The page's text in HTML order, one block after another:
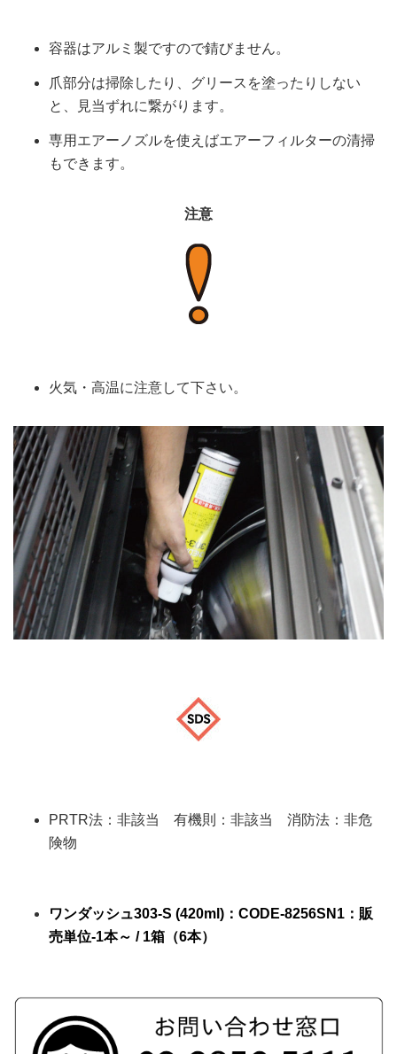
容器はアルミ製ですので錆びません。
爪部分は掃除したり、グリースを塗ったりしない
と、見当ずれに繋がります。
専用エアーノズルを使えばエアーフィルターの清掃
もできます。
注意
火気・高温に注意して下さい。
PRTR法：非該当 有機則：非該当 消防法：非危
険物
ワンダッシュ303-S (420ml) ：CODE-8256SN1 ：販
売単位-1本～ / 1箱（6本）